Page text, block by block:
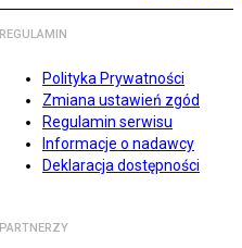
REGULAMIN
Polityka Prywatności
Zmiana ustawień zgód
Regulamin serwisu
Informacje o nadawcy
Deklaracja dostępności
PARTNERZY